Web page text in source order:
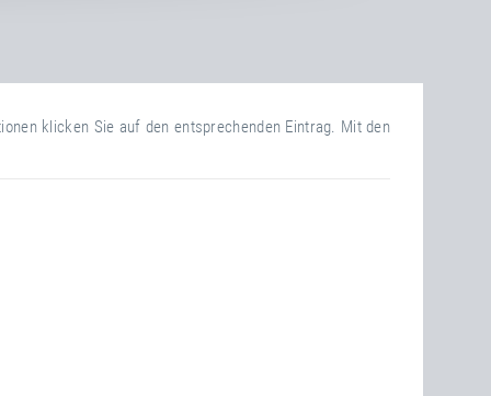
klicken Sie auf den entsprechenden Eintrag. Mit den